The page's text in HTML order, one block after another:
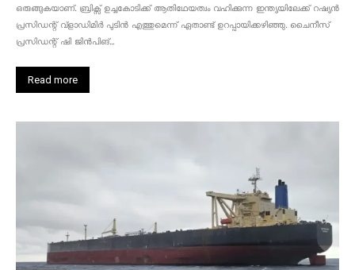
ഒരുങ്ങുകയാണ്. ബ്രിക്സ് ഉച്ചകോടിക്ക് ആതിഥേയത്വം വഹിക്കുന്ന ഇന്ത്യയിലേക്ക് റഷ്യൻ
പ്രസിഡന്റ് വ്‌ളാഡിമിർ പുടിൻ എത്തുമെന്ന് ഏതാണ്ട് ഉറപ്പായിക്കഴിഞ്ഞു. ചൈനീസ്
പ്രസിഡന്റ് ഷി ജിൻപിങ്...
Read more